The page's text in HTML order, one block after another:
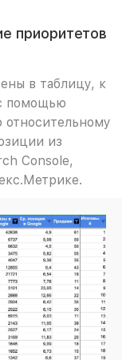
приоритетов
в таблицу, к
помощью
из
Console,